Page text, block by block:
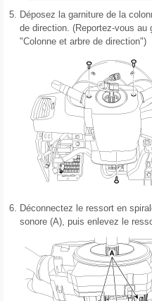
5. Déposez la garniture de la
de direction. (Reportez-vous
"Colonne et arbre de direction")
6. Déconnectez le ressort en
sonore (A), puis enlevez le